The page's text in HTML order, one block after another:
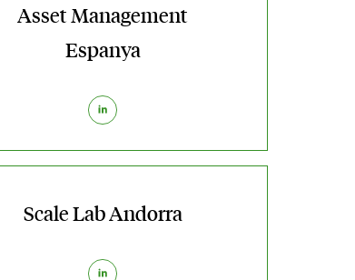
Asset Management
Espanya
Scale Lab Andorra